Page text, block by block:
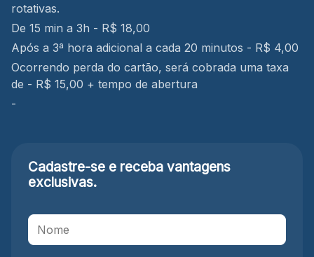
rotativas.
De 15 min a 3h - R$ 18,00
Após a 3ª hora adicional a cada 20 minutos - R$ 4,00
Ocorrendo perda do cartão, será cobrada uma taxa
de - R$ 15,00 + tempo de abertura
-
Cadastre-se e receba vantagens
exclusivas.